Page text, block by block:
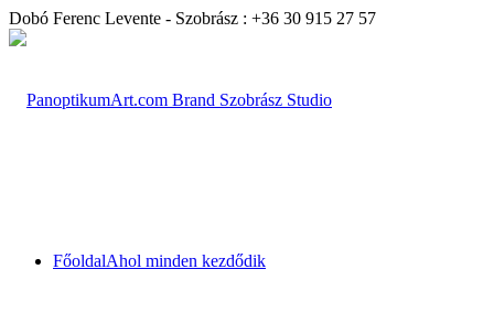
Dobó Ferenc Levente - Szobrász : +36 30 915 27 57
FőoldalAhol minden kezdődik